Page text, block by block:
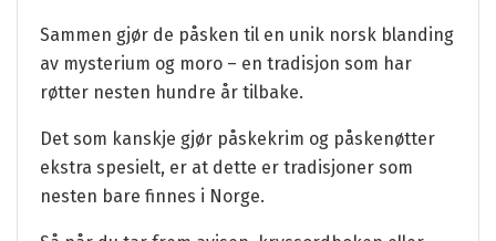
Sammen gjør de påsken til en unik norsk blanding
av mysterium og moro – en tradisjon som har
røtter nesten hundre år tilbake.
Det som kanskje gjør påskekrim og påskenøtter
ekstra spesielt, er at dette er tradisjoner som
nesten bare finnes i Norge.